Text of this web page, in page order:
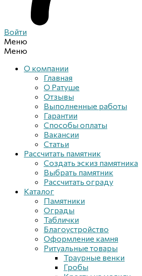
Войти
Меню
Меню
О компании
Главная
О Ратуше
Отзывы
Выполненные работы
Гарантии
Способы оплаты
Вакансии
Статьи
Рассчитать памятник
Создать эскиз памятника
Выбрать памятник
Рассчитать ограду
Каталог
Памятники
Ограды
Таблички
Благоустройствo
Оформление камня
Ритуальные товары
Траурные венки
Гробы